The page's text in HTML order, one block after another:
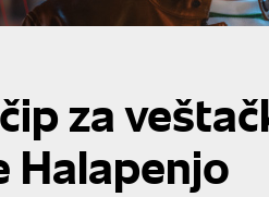
za
Halapenjo